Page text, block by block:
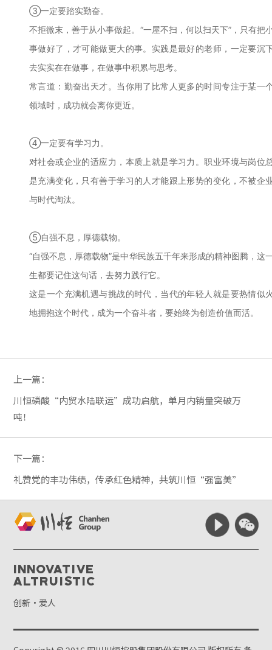
③一定要踏实勤奋。
不拒微末，善于从小事做起。“一屋不扫，何以扫天下”，只有把
事做好了，才可能做更大的事。实践是最好的老师，一定要沉
去实实在在做事，在做事中积累与思考。
常言道：勤奋出天才。当你用了比常人更多的时间专注于某一
领域时，成功就会离你更近。
④一定要有学习力。
对社会或企业的适应力，本质上就是学习力。职业环境与岗位
是充满变化，只有善于学习的人才能跟上形势的变化，不被企
与时代淘汰。
⑤自强不息，厚德载物。
“自强不息，厚德载物”是中华民族五千年来形成的精神图腾，这
生都要记住这句话，去努力践行它。
这是一个充满机遇与挑战的时代，当代的年轻人就是要热情似
地拥抱这个时代，成为一个奋斗者，要始终为创造价值而活。
上一篇：
川恒磷酸“内贸水陆联运”成功启航，单月内销量突破万
吨！
下一篇：
礼赞党的丰功伟绩，传承红色精神，共筑川恒“强富美”
Innovative
Altruistic
创新·爱人